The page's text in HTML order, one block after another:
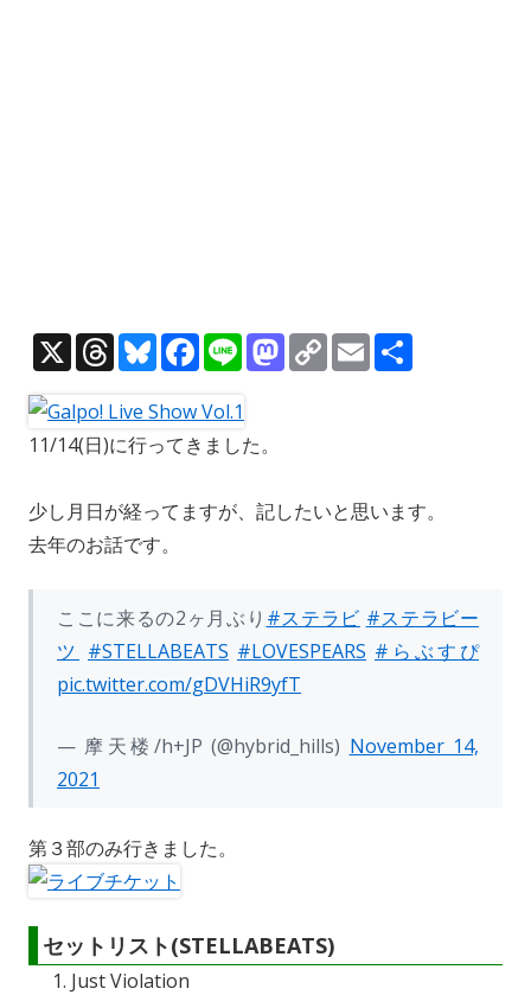
X T
re
a
d
s
Bl
e
sk
y
F
e
b
o
Li
e
M
o
C
Li
E
11/14(日)に行ってきました。
少し月日が経ってますが、記したいと思います。
去年のお話です。
ここに来るの2ヶ月ぶり #ステラビ #ステラビー
ツ #STELLABEATS #LOVESPEARS #らぶすぴ
pic.twitter.com/gDVHiR9yfT
— 摩天楼/h+JP (@hybrid_hills) November 14,
2021
第３部のみ行きました。
セットリスト(STELLABEATS)
Just Violation